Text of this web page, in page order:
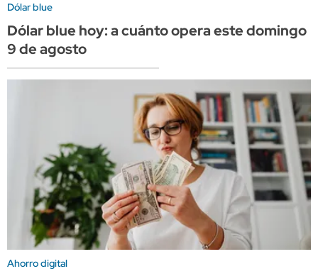
Dólar blue
Dólar blue hoy: a cuánto opera este domingo
9 de agosto
Ahorro digital